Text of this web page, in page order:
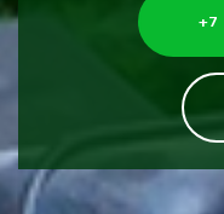
+7